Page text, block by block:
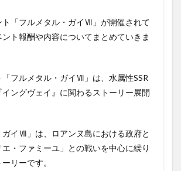
ト「フルメタル・ガイⅦ」が開催されて
ト報酬や内容についてまとめていきま
フルメタル・ガイⅦ」は、水属性SSR
ングヴェイ』に関わるストーリー展開
ガイⅦ」は、ロアンヌ島における政府と
・ファミーユ」との戦いを中心に繰り
リーです。